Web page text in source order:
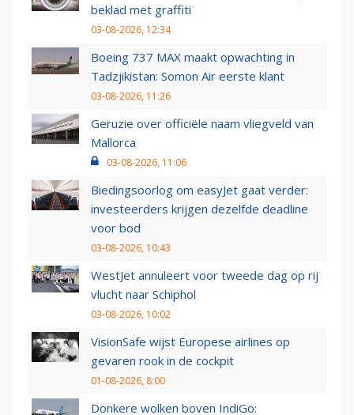
beklad met graffiti
03-08-2026, 12:34
Boeing 737 MAX maakt opwachting in
Tadzjikistan: Somon Air eerste klant
03-08-2026, 11:26
Geruzie over officiële naam vliegveld van
Mallorca
03-08-2026, 11:06
Biedingsoorlog om easyJet gaat verder:
investeerders krijgen dezelfde deadline
voor bod
03-08-2026, 10:43
WestJet annuleert voor tweede dag op rij
vlucht naar Schiphol
03-08-2026, 10:02
VisionSafe wijst Europese airlines op
gevaren rook in de cockpit
01-08-2026, 8:00
Donkere wolken boven IndiGo: